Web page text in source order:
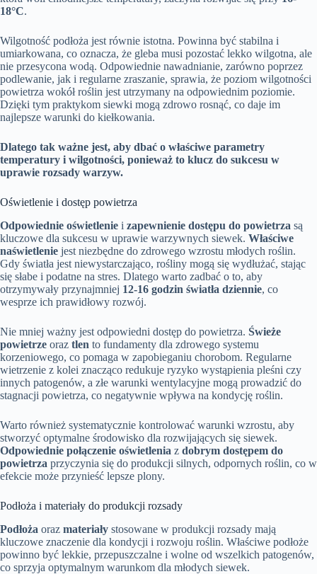
18°C.
Wilgotność podłoża jest równie istotna. Powinna być stabilna i
umiarkowana, co oznacza, że gleba musi pozostać lekko wilgotna, ale
nie przesycona wodą. Odpowiednie nawadnianie, zarówno poprzez
podlewanie, jak i regularne zraszanie, sprawia, że poziom wilgotności
powietrza wokół roślin jest utrzymany na odpowiednim poziomie.
Dzięki tym praktykom siewki mogą zdrowo rosnąć, co daje im
najlepsze warunki do kiełkowania.
Dlatego tak ważne jest, aby dbać o właściwe parametry
temperatury i wilgotności, ponieważ to klucz do sukcesu w
uprawie rozsady warzyw.
Oświetlenie i dostęp powietrza
Odpowiednie oświetlenie i zapewnienie dostępu do powietrza są
kluczowe dla sukcesu w uprawie warzywnych siewek. Właściwe
naświetlenie jest niezbędne do zdrowego wzrostu młodych roślin.
Gdy światła jest niewystarczająco, rośliny mogą się wydłużać, stając
się słabe i podatne na stres. Dlatego warto zadbać o to, aby
otrzymywały przynajmniej 12-16 godzin światła dziennie, co
wesprze ich prawidłowy rozwój.
Nie mniej ważny jest odpowiedni dostęp do powietrza. Świeże
powietrze oraz tlen to fundamenty dla zdrowego systemu
korzeniowego, co pomaga w zapobieganiu chorobom. Regularne
wietrzenie z kolei znacząco redukuje ryzyko wystąpienia pleśni czy
innych patogenów, a złe warunki wentylacyjne mogą prowadzić do
stagnacji powietrza, co negatywnie wpływa na kondycję roślin.
Warto również systematycznie kontrolować warunki wzrostu, aby
stworzyć optymalne środowisko dla rozwijających się siewek.
Odpowiednie połączenie oświetlenia z dobrym dostępem do
powietrza przyczynia się do produkcji silnych, odpornych roślin, co w
efekcie może przynieść lepsze plony.
Podłoża i materiały do produkcji rozsady
Podłoża oraz materiały stosowane w produkcji rozsady mają
kluczowe znaczenie dla kondycji i rozwoju roślin. Właściwe podłoże
powinno być lekkie, przepuszczalne i wolne od wszelkich patogenów,
co sprzyja optymalnym warunkom dla młodych siewek.